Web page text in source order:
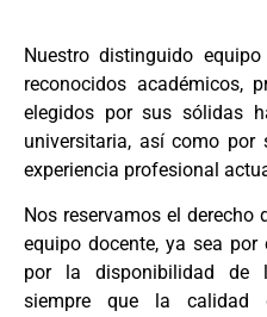
Nuestro distinguido
reconocidos académicos,
elegidos por sus sólidas
universitaria, así como por
experiencia profesional
Nos reservamos el derecho
equipo docente, ya sea
por la disponibilidad de
siempre que la calidad